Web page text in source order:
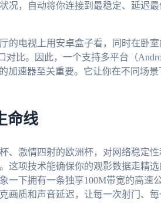
况，自动将你连接到最稳定、延迟
的电视上用安卓盒子看，同时在卧室
比。因此，一个支持多平台（
加速器至关重要。它让你在不同场
命线
、激情四射的欧洲杯，对网络稳定
这项技术能确保你的观影数据走精
一下拥有一条独享100M带宽的高速
画质和声音延迟，让每一次射门、